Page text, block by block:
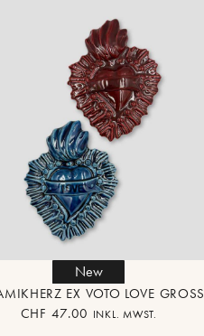
New
EX VOTO LOVE GROSS
CHF 47.00 INKL. MWST.